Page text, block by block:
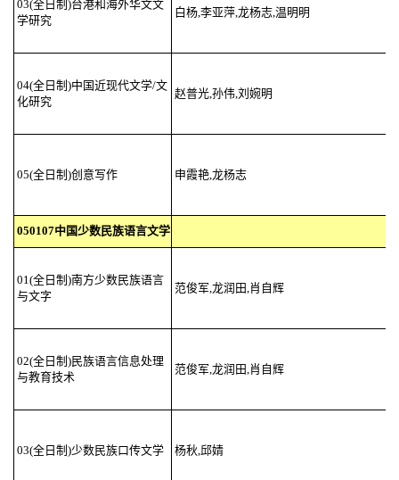
03(全日制)台港和海外华文文
学研究
白杨,李亚萍,龙杨志,温明明
04(全日制)中国近现代文学/文
化研究
赵普光,孙伟,刘婉明
05(全日制)创意写作 申霞艳,龙杨志
050107中国少数民族语言文学
01(全日制)南方少数民族语言
与文字
范俊军,龙润田,肖自辉
02(全日制)民族语言信息处理
与教育技术
范俊军,龙润田,肖自辉
03(全日制)少数民族口传文学 杨秋,邱婧